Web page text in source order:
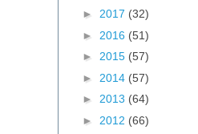
► 2017 (32)
► 2016 (51)
► 2015 (57)
► 2014 (57)
► 2013 (64)
► 2012 (66)